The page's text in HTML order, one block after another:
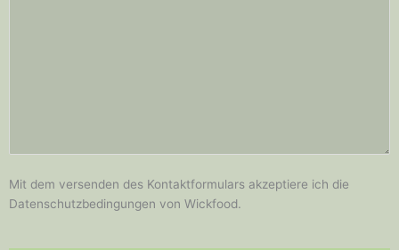
Mit dem versenden des Kontaktformulars akzeptiere ich die
Datenschutzbedingungen von Wickfood.